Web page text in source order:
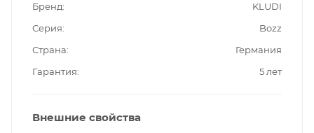
Бренд
KLUDI
Серия
Bozz
Страна
Германия
Гарантия
5 лет
Внешние свойства